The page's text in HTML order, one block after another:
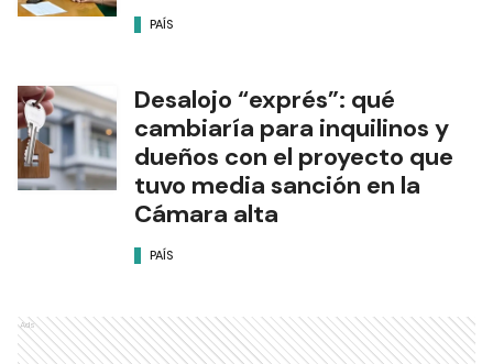
PAÍS
Desalojo “exprés”: qué
cambiaría para inquilinos y
dueños con el proyecto que
tuvo media sanción en la
Cámara alta
PAÍS
Ads